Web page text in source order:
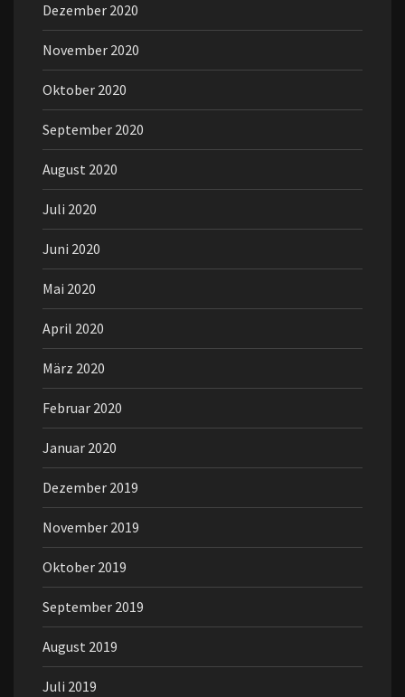
Dezember 2020
November 2020
Oktober 2020
September 2020
August 2020
Juli 2020
Juni 2020
Mai 2020
April 2020
März 2020
Februar 2020
Januar 2020
Dezember 2019
November 2019
Oktober 2019
September 2019
August 2019
Juli 2019